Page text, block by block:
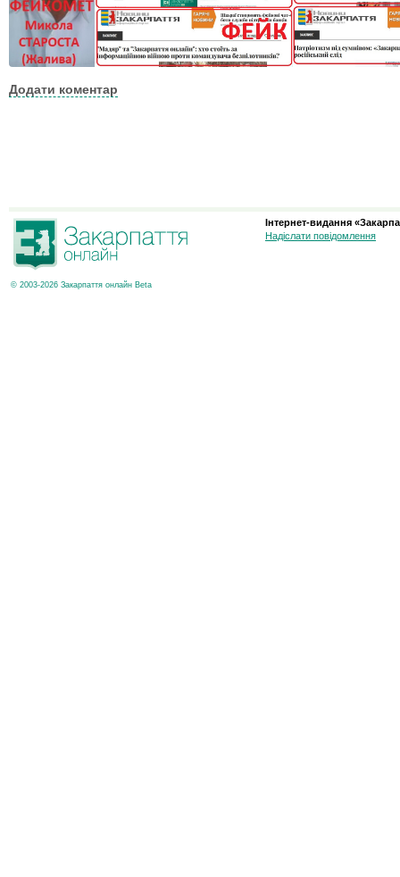
Додати коментар
© 2003-2026 Закарпаття онлайн Beta
Інтернет-видання
Надіслати повідомлення